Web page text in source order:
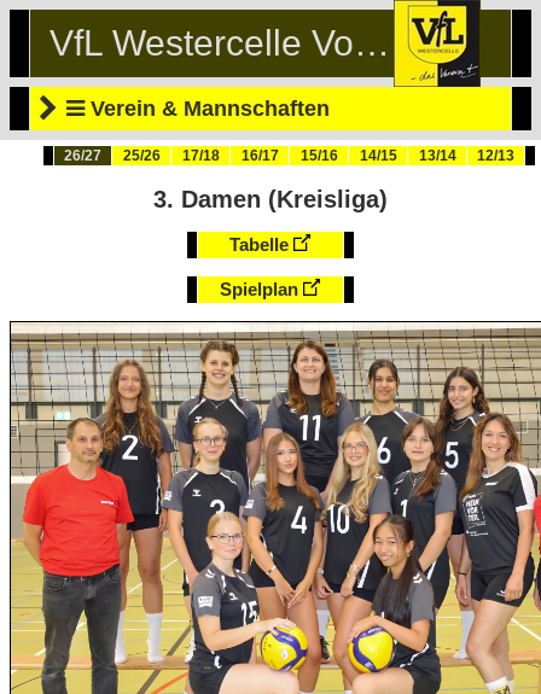
VfL Westercelle Volleyball
Verein & Mannschaften
12/13
13/14
14/15
15/16
16/17
17/18
25/26
26/27
3. Damen (Kreisliga)
Tabelle
Spielplan